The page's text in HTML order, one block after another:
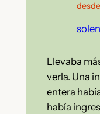
Llevaba
verla. Una
entera
había